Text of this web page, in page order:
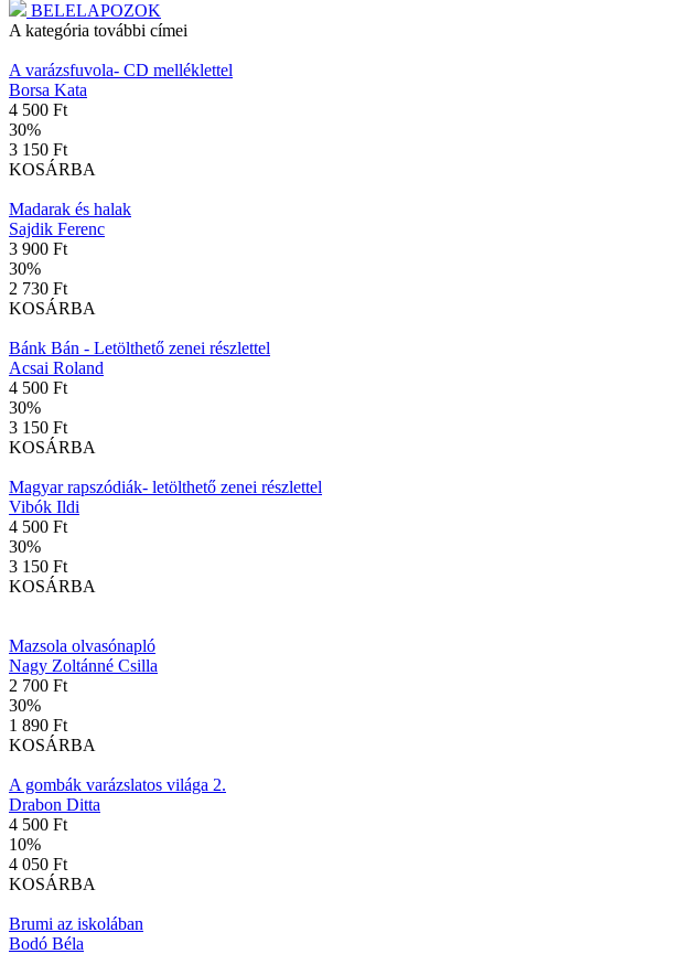
BELELAPOZOK
A kategória további címei
A varázsfuvola- CD melléklettel
Borsa Kata
4 500 Ft
30%
3 150 Ft
KOSÁRBA
Madarak és halak
Sajdik Ferenc
3 900 Ft
30%
2 730 Ft
KOSÁRBA
Bánk Bán - Letölthető zenei részlettel
Acsai Roland
4 500 Ft
30%
3 150 Ft
KOSÁRBA
Magyar rapszódiák- letölthető zenei részlettel
Vibók Ildi
4 500 Ft
30%
3 150 Ft
KOSÁRBA
Mazsola olvasónapló
Nagy Zoltánné Csilla
2 700 Ft
30%
1 890 Ft
KOSÁRBA
A gombák varázslatos világa 2.
Drabon Ditta
4 500 Ft
10%
4 050 Ft
KOSÁRBA
Brumi az iskolában
Bodó Béla